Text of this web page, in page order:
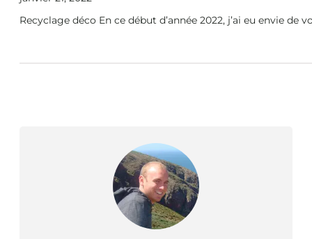
Recyclage déco En ce début d’année 2022, j’ai eu envie de